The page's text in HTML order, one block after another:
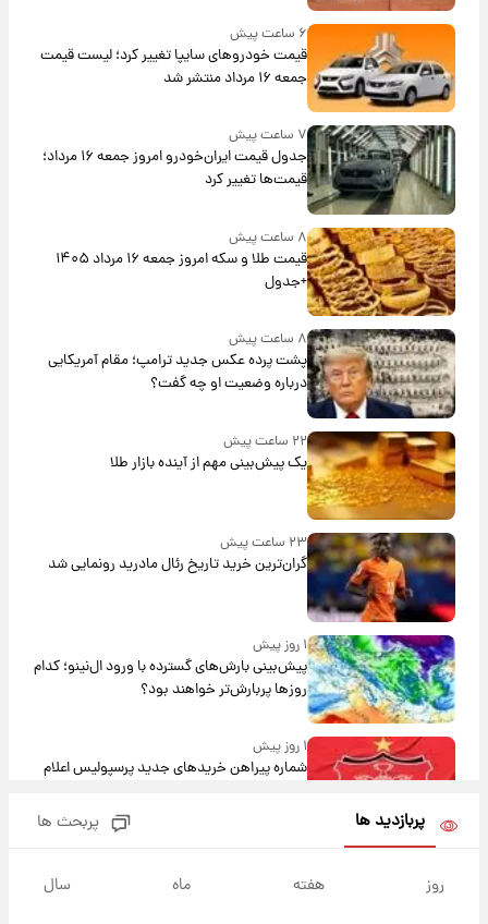
۶ ساعت پیش
قیمت خودروهای سایپا تغییر کرد؛ لیست قیمت
جمعه ۱۶ مرداد منتشر شد
۷ ساعت پیش
جدول قیمت ایران‌خودرو امروز جمعه ۱۶ مرداد؛
قیمت‌ها تغییر کرد
۸ ساعت پیش
قیمت طلا و سکه امروز جمعه ۱۶ مرداد ۱۴۰۵
+جدول
۸ ساعت پیش
پشت پرده عکس جدید ترامپ؛ مقام آمریکایی
درباره وضعیت او چه گفت؟
۲۲ ساعت پیش
یک پیش‌بینی مهم از آینده بازار طلا
۲۳ ساعت پیش
گران‌ترین خرید تاریخ رئال مادرید رونمایی شد
۱ روز پیش
پیش‌بینی بارش‌های گسترده با ورود ال‌نینو؛ کدام
روزها پربارش‌تر خواهند بود؟
۱ روز پیش
شماره پیراهن خریدهای جدید پرسپولیس اعلام
شد+فیلم
پربازدید ها پربحث ها
روز هفته ماه سال